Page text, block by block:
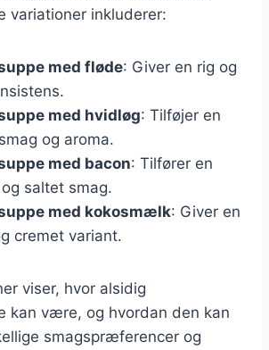
variationer inkluderer:
med fløde: Giver en rig og
med hvidløg: Tilføjer en
og aroma.
med bacon: Tilfører en
saltet smag.
med kokosmælk: Giver en
cremet variant.
viser, hvor alsidig
kan være, og hvordan den kan
smagspræferencer og